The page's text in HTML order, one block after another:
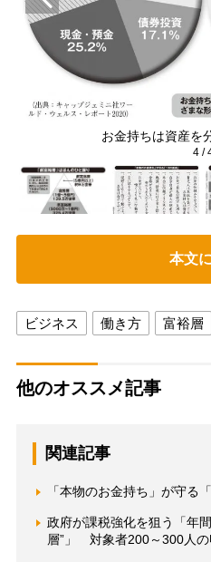
お金持ちは資産を
4/
本文
ビジネス 働き方 富裕層
他のオススメ記事
関連記事
「本物のお金持ち」が守る
政府が課税強化を狙う「年
層”」 対象者200～300人の